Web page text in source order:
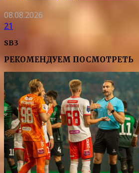
08.08.2026
21
SB3
РЕКОМЕНДУЕМ ПОСМОТРЕТЬ